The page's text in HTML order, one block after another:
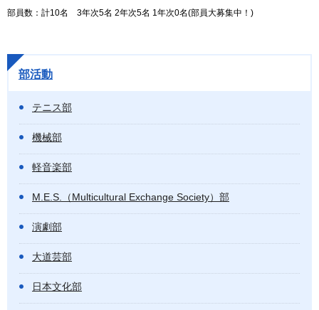
部員数：計10名 3年次5名 2年次5名 1年次0名(部員大募集中！)
部活動
テニス部
機械部
軽音楽部
M.E.S.（Multicultural Exchange Society）部
演劇部
大道芸部
日本文化部